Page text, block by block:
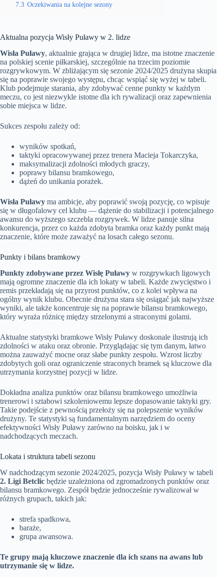
7.3 Oczekiwania na kolejne sezony
Aktualna pozycja Wisły Puławy w 2. lidze
Wisła Puławy, aktualnie grająca w drugiej lidze, ma istotne znaczenie
na polskiej scenie piłkarskiej, szczególnie na trzecim poziomie
rozgrywkowym. W zbliżającym się sezonie 2024/2025 drużyna skupia
się na poprawie swojego występu, chcąc wspiąć się wyżej w tabeli.
Klub podejmuje starania, aby zdobywać cenne punkty w każdym
meczu, co jest niezwykle istotne dla ich rywalizacji oraz zapewnienia
sobie miejsca w lidze.
Sukces zespołu zależy od:
wyników spotkań,
taktyki opracowywanej przez trenera Macieja Tokarczyka,
maksymalizacji zdolności młodych graczy,
poprawy bilansu bramkowego,
dążeń do unikania porażek.
Wisła Puławy ma ambicje, aby poprawić swoją pozycję, co wpisuje
się w długofalowy cel klubu — dążenie do stabilizacji i potencjalnego
awansu do wyższego szczebla rozgrywek. W lidze panuje silna
konkurencja, przez co każda zdobyta bramka oraz każdy punkt mają
znaczenie, które może zaważyć na losach całego sezonu.
Punkty i bilans bramkowy
Punkty zdobywane przez Wisłę Puławy w rozgrywkach ligowych
mają ogromne znaczenie dla ich lokaty w tabeli. Każde zwycięstwo i
remis przekładają się na przyrost punktów, co z kolei wpływa na
ogólny wynik klubu. Obecnie drużyna stara się osiągać jak najwyższe
wyniki, ale także koncentruje się na poprawie bilansu bramkowego,
który wyraża różnicę między strzelonymi a straconymi golami.
Aktualne statystyki bramkowe Wisły Puławy doskonale ilustrują ich
zdolności w ataku oraz obronie. Przyglądając się tym danym, łatwo
można zauważyć mocne oraz słabe punkty zespołu. Wzrost liczby
zdobytych goli oraz ograniczenie straconych bramek są kluczowe dla
utrzymania korzystnej pozycji w lidze.
Dokładna analiza punktów oraz bilansu bramkowego umożliwia
trenerowi i sztabowi szkoleniowemu lepsze dopasowanie taktyki gry.
Takie podejście z pewnością przełoży się na polepszenie wyników
drużyny. Te statystyki są fundamentalnym narzędziem do oceny
efektywności Wisły Puławy zarówno na boisku, jak i w
nadchodzących meczach.
Lokata i struktura tabeli sezonu
W nadchodzącym sezonie 2024/2025, pozycja Wisły Puławy w tabeli
2. Ligi Betclic będzie uzależniona od zgromadzonych punktów oraz
bilansu bramkowego. Zespół będzie jednocześnie rywalizował w
różnych grupach, takich jak:
strefa spadkowa,
baraże,
grupa awansowa.
Te grupy mają kluczowe znaczenie dla ich szans na awans lub
utrzymanie się w lidze.